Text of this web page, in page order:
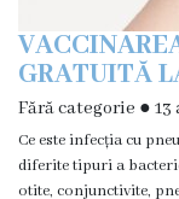
GRATUITĂ
Fără categorie ● 13
Ce este infecția cu
diferite tipuri a
otite, conjunctivite,